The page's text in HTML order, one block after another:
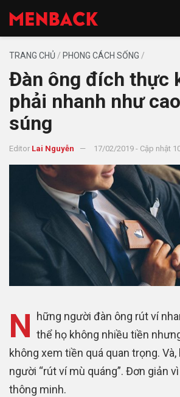
TRANG CHỦ / PHONG CÁCH SỐNG /
Đàn ông đích thực
phải nhanh như
súng
Editor Lai Nguyễn 17/02/2019 - Cập nhật
N
hững người đàn ông rút ví
thể họ không nhiều tiền
không xem tiền quá quan trọng.
người “rút ví mù quáng”. Đơn giản
thông minh.